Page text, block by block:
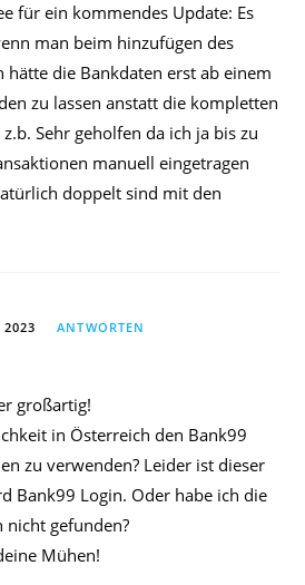
für ein kommendes Update: Es
man beim hinzufügen des
die Bankdaten erst ab einem
zu lassen anstatt die kompletten
Sehr geholfen da ich ja bis zu
manuell eingetragen
doppelt sind mit den
2023 ANTWORTEN
großartig!
in Österreich den Bank99
zu verwenden? Leider ist dieser
Bank99 Login. Oder habe ich die
nicht gefunden?
Mühen!